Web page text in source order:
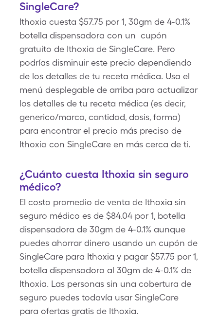
SingleCare?
Ithoxia cuesta $57.75 por 1, 30gm de 4-0.1%
botella dispensadora con un cupón
gratuito de Ithoxia de SingleCare. Pero
podrías disminuir este precio dependiendo
de los detalles de tu receta médica. Usa el
menú desplegable de arriba para actualizar
los detalles de tu receta médica (es decir,
generico/marca, cantidad, dosis, forma)
para encontrar el precio más preciso de
Ithoxia con SingleCare en más cerca de ti.
¿Cuánto cuesta Ithoxia sin seguro
médico?
El costo promedio de venta de Ithoxia sin
seguro médico es de $84.04 por 1, botella
dispensadora de 30gm de 4-0.1% aunque
puedes ahorrar dinero usando un cupón de
SingleCare para Ithoxia y pagar $57.75 por 1,
botella dispensadora al 30gm de 4-0.1% de
Ithoxia. Las personas sin una cobertura de
seguro puedes todavía usar SingleCare
para ofertas gratis de Ithoxia.